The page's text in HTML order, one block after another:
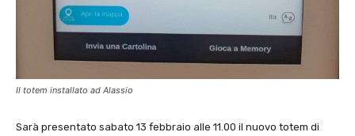
Il totem installato ad Alassio
Sarà presentato sabato 13 febbraio alle 11.00 il nuovo totem di